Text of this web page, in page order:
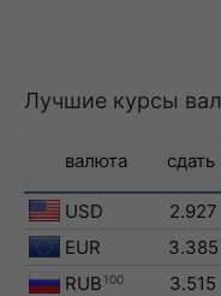
Лучшие курсы
валюта сдать
USD 2.927
EUR
3.385
RUB 100 3.515